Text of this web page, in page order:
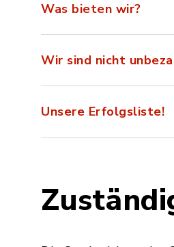
Was bieten wir?
Wir sind nicht
Unsere Erfolgsliste!